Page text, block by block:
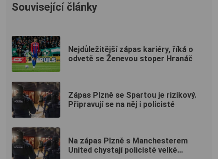
Související články
Nejdůležitější zápas kariéry, říká o
odvetě se Ženevou stoper Hranáč
Zápas Plzně se Spartou je rizikový.
Připravují se na něj i policisté
Na zápas Plzně s Manchesterem
United chystají policisté velké...